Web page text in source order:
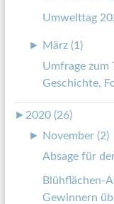
Umwelttag
► März (1)
Umfrage zum
Geschichte,
► 2020 (26)
► November (2)
Absage für
Blühflächen-
Gewinnern